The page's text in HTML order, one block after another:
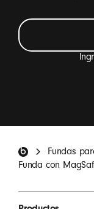
invitaciones
Fundas
Funda con